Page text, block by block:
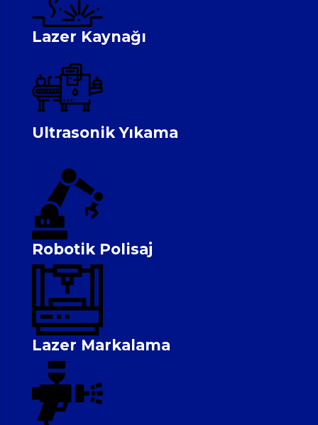
Lazer Kaynağı
Ultrasonik Yıkama
Robotik Polisaj
Lazer Markalama